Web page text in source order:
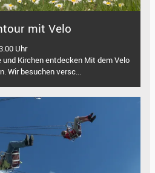
mit Velo
Uhr
Kirchen entdecken Mit dem Velo
Wir besuchen versc...